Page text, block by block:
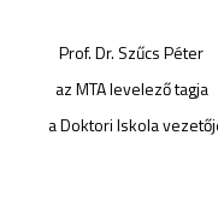
Péter
tagja